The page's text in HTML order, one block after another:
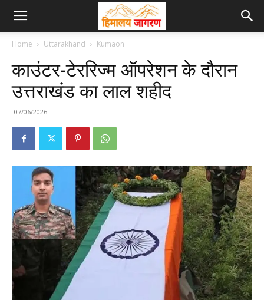
Home Uttarakhand Kumaon
काउंटर-टेररिज्म ऑपरेशन के दौरान
उत्तराखंड का लाल शहीद
07/06/2026